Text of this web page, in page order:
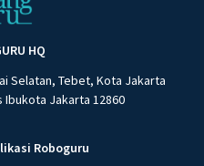
HQ
Selatan, Tebet, Kota Jakarta
Ibukota Jakarta 12860
Roboguru